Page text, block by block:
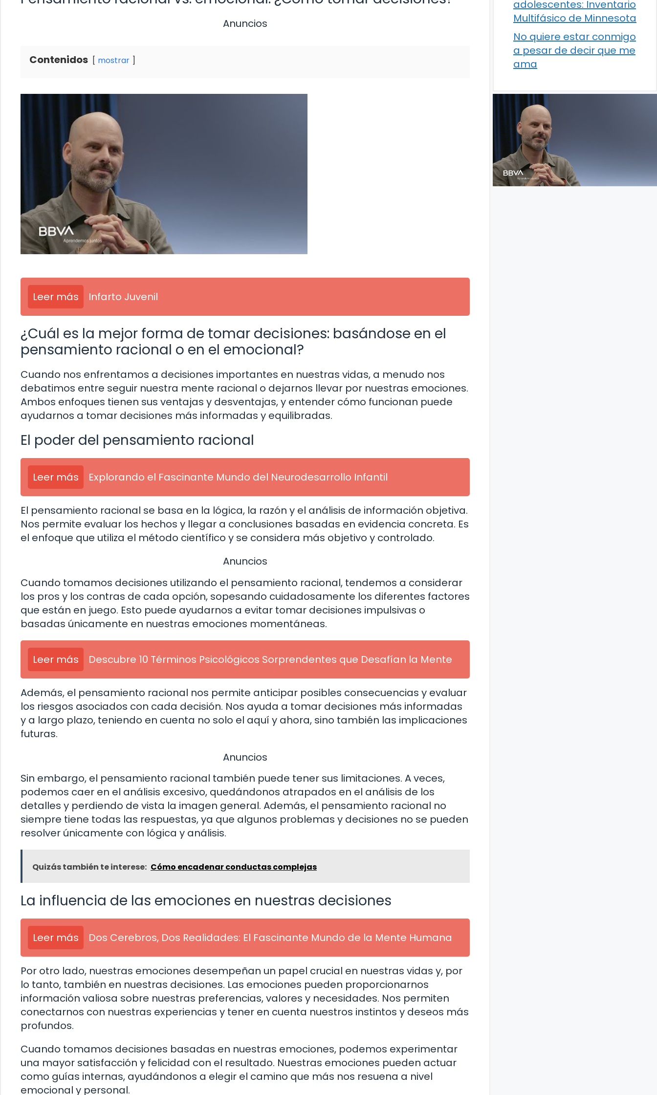
Anuncios
Contenidos mostrar
Leer más Infarto Juvenil
¿Cuál es la mejor forma de tomar decisiones: basándose en el
pensamiento racional o en el emocional?
Cuando nos enfrentamos a decisiones importantes en nuestras vidas, a menudo nos
debatimos entre seguir nuestra mente racional o dejarnos llevar por nuestras emociones.
Ambos enfoques tienen sus ventajas y desventajas, y entender cómo funcionan puede
ayudarnos a tomar decisiones más informadas y equilibradas.
El poder del pensamiento racional
Leer más Explorando el Fascinante Mundo del Neurodesarrollo Infantil
El pensamiento racional se basa en la lógica, la razón y el análisis de información objetiva.
Nos permite evaluar los hechos y llegar a conclusiones basadas en evidencia concreta. Es
el enfoque que utiliza el método científico y se considera más objetivo y controlado.
Anuncios
Cuando tomamos decisiones utilizando el pensamiento racional, tendemos a considerar
los pros y los contras de cada opción, sopesando cuidadosamente los diferentes factores
que están en juego. Esto puede ayudarnos a evitar tomar decisiones impulsivas o
basadas únicamente en nuestras emociones momentáneas.
Leer más Descubre 10 Términos Psicológicos Sorprendentes que Desafían la Mente
Además, el pensamiento racional nos permite anticipar posibles consecuencias y evaluar
los riesgos asociados con cada decisión. Nos ayuda a tomar decisiones más informadas
y a largo plazo, teniendo en cuenta no solo el aquí y ahora, sino también las implicaciones
futuras.
Anuncios
Sin embargo, el pensamiento racional también puede tener sus limitaciones. A veces,
podemos caer en el análisis excesivo, quedándonos atrapados en el análisis de los
detalles y perdiendo de vista la imagen general. Además, el pensamiento racional no
siempre tiene todas las respuestas, ya que algunos problemas y decisiones no se pueden
resolver únicamente con lógica y análisis.
Quizás también te interese: Cómo encadenar conductas complejas
La influencia de las emociones en nuestras decisiones
Leer más Dos Cerebros, Dos Realidades: El Fascinante Mundo de la Mente Humana
Por otro lado, nuestras emociones desempeñan un papel crucial en nuestras vidas y, por
lo tanto, también en nuestras decisiones. Las emociones pueden proporcionarnos
información valiosa sobre nuestras preferencias, valores y necesidades. Nos permiten
conectarnos con nuestras experiencias y tener en cuenta nuestros instintos y deseos más
profundos.
Cuando tomamos decisiones basadas en nuestras emociones, podemos experimentar
una mayor satisfacción y felicidad con el resultado. Nuestras emociones pueden actuar
como guías internas, ayudándonos a elegir el camino que más nos resuena a nivel
emocional y personal.
adolescentes: Inventario
Multifásico de Minnesota
No quiere estar conmigo
a pesar de decir que me
ama